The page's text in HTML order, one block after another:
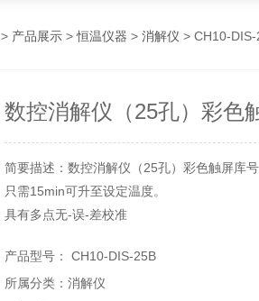
> 产品展示 >恒温仪器 > 消解仪 > CH10-DIS-25B
数控消解仪（25孔）彩色
简要描述：数控消解仪（25孔）彩色触屏库
只需15min可升至设定温度。
具有多点无-误-差校准
具有定时提醒，可设定消解后自动关机功能。
产品型号： CH10-DIS-25B
所属分类：消解仪